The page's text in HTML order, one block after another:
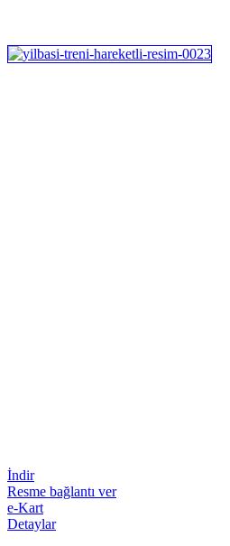
İndir
Resme bağlantı ver
e-Kart
Detaylar